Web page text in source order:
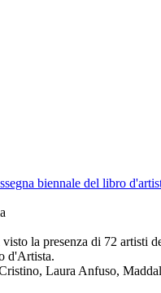
biennale del libro
la presenza di 72
d'Artista.
Laura Anfuso,